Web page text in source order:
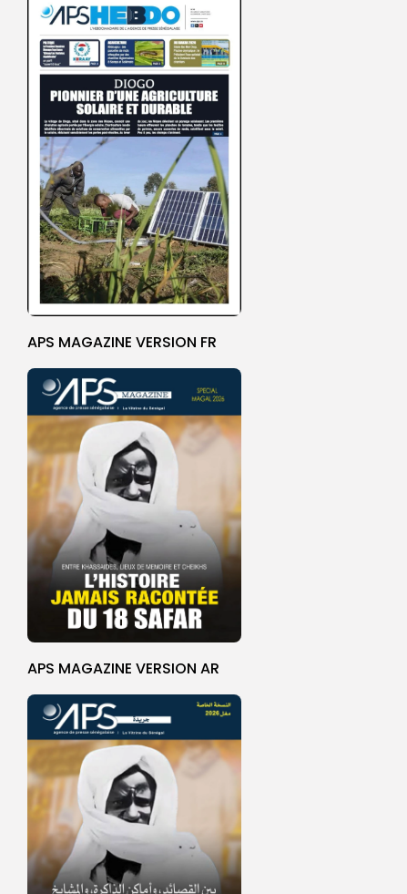
APS MAGAZINE VERSION FR
APS MAGAZINE VERSION AR